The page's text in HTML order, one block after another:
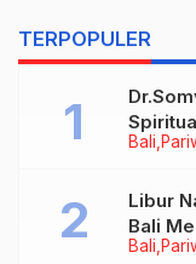
TERPOPULER
Bali
Bali
Libur
Bali
Tidak